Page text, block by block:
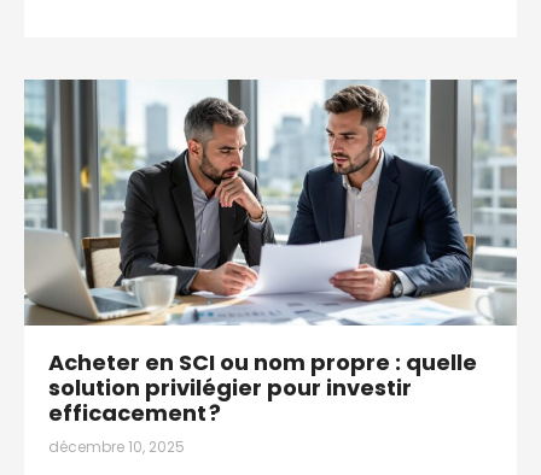
Acheter en SCI ou nom propre : quelle
solution privilégier pour investir
efficacement ?
décembre 10, 2025